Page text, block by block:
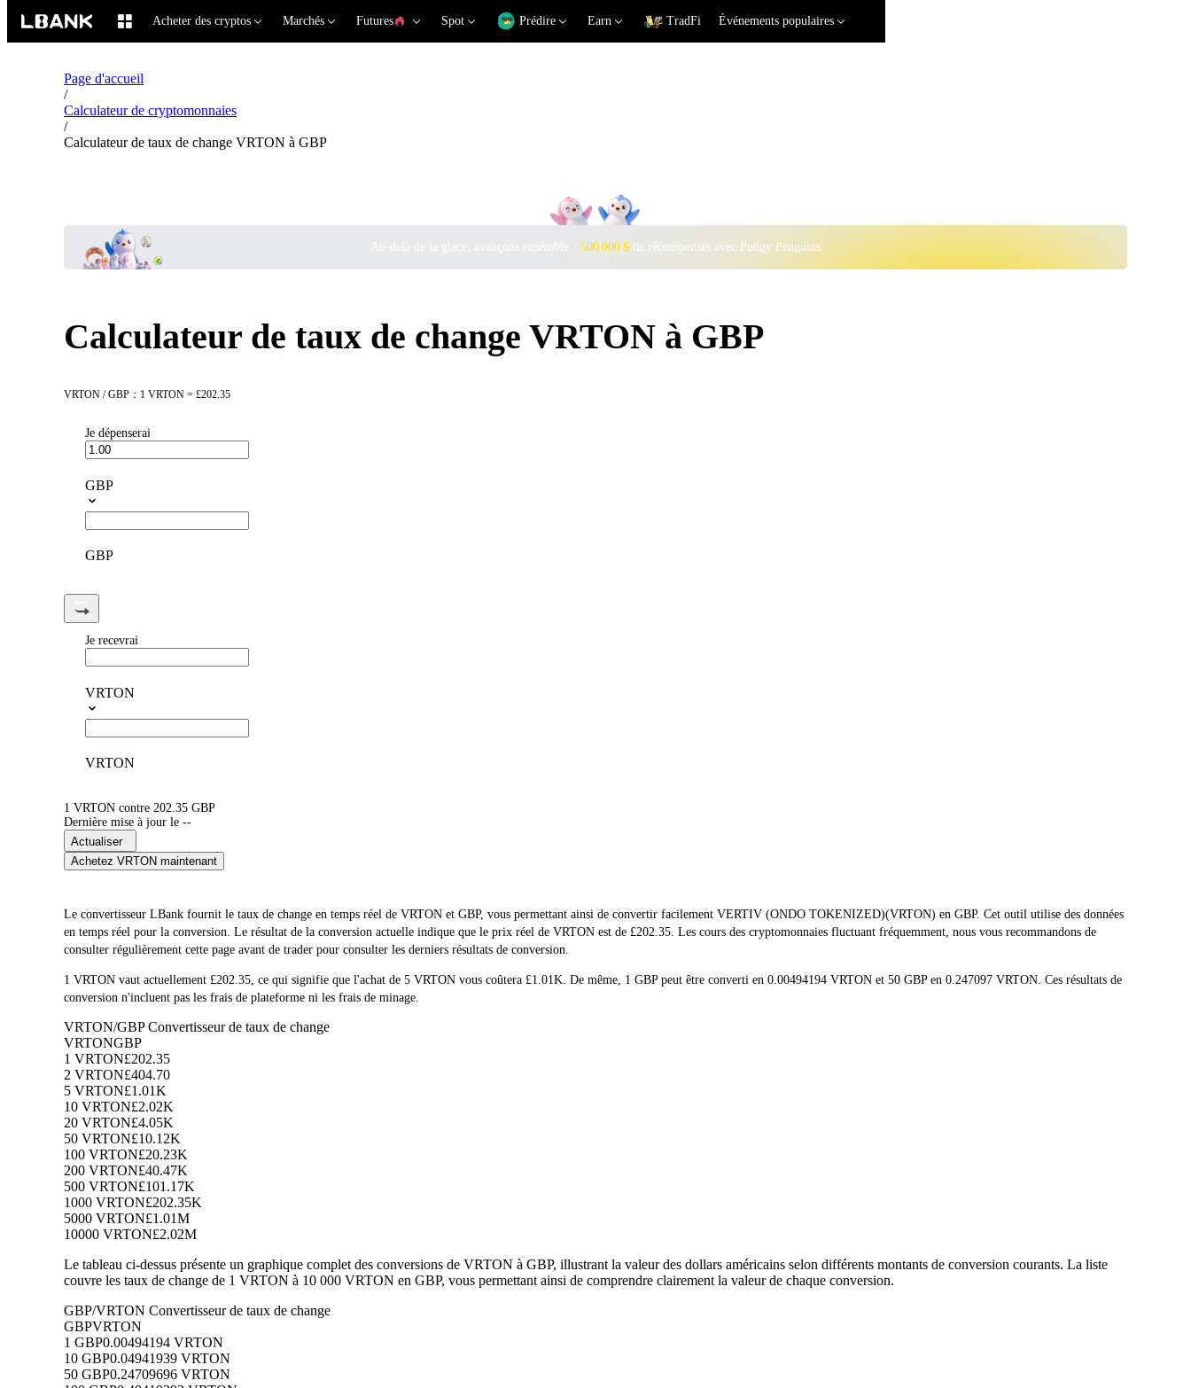
Acheter des cryptos Marchés Futures Spot Prédire Earn TradFi Événements populaires
Page d'accueil
/
Calculateur de cryptomonnaies
/
Calculateur de taux de change VRTON à GBP
Au-delà de la glace, avançons ensemble · 500 000 $ de récompenses avec Pudgy Penguins
Calculateur de taux de change VRTON à GBP
VRTON / GBP：1 VRTON = £202.35
Je dépenserai
GBP
GBP
Je recevrai
VRTON
VRTON
1 VRTON contre 202.35 GBP
Dernière mise à jour le --
Actualiser
Achetez VRTON maintenant
Le convertisseur LBank fournit le taux de change en temps réel de VRTON et GBP, vous permettant ainsi de convertir facilement VERTIV (ONDO TOKENIZED)(VRTON) en GBP. Cet outil utilise des données
en temps réel pour la conversion. Le résultat de la conversion actuelle indique que le prix réel de VRTON est de £202.35. Les cours des cryptomonnaies fluctuant fréquemment, nous vous recommandons de
consulter régulièrement cette page avant de trader pour consulter les derniers résultats de conversion.
1 VRTON vaut actuellement £202.35, ce qui signifie que l'achat de 5 VRTON vous coûtera £1.01K. De même, 1 GBP peut être converti en 0.00494194 VRTON et 50 GBP en 0.247097 VRTON. Ces résultats de
conversion n'incluent pas les frais de plateforme ni les frais de minage.
VRTON/GBP Convertisseur de taux de change
VRTONGBP
1 VRTON£202.35
2 VRTON£404.70
5 VRTON£1.01K
10 VRTON£2.02K
20 VRTON£4.05K
50 VRTON£10.12K
100 VRTON£20.23K
200 VRTON£40.47K
500 VRTON£101.17K
1000 VRTON£202.35K
5000 VRTON£1.01M
10000 VRTON£2.02M
Le tableau ci-dessus présente un graphique complet des conversions de VRTON à GBP, illustrant la valeur des dollars américains selon différents montants de conversion courants. La liste
couvre les taux de change de 1 VRTON à 10 000 VRTON en GBP, vous permettant ainsi de comprendre clairement la valeur de chaque conversion.
GBP/VRTON Convertisseur de taux de change
GBPVRTON
1 GBP0.00494194 VRTON
10 GBP0.04941939 VRTON
50 GBP0.24709696 VRTON